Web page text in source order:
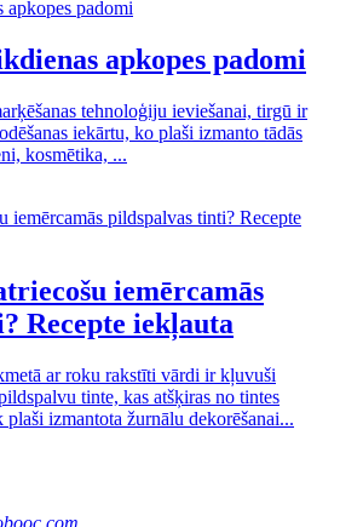
apkopes padomi
tehnoloģiju ieviešanai, tirgū ir
iekārtu, ko plaši izmanto tādās
kosmētika, ...
iemērcamās
Recepte iekļauta
ar roku rakstīti vārdi ir kļuvuši
tinte, kas atšķiras no tintes
izmantota žurnālu dekorēšanai...